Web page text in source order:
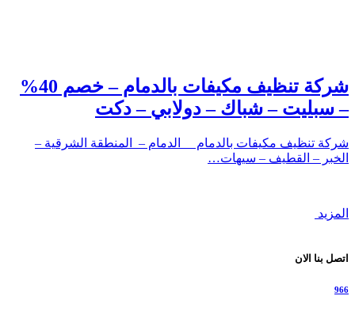
شركة تنظيف مكيفات بالدمام – خصم 40%
– سبليت – شباك – دولابي – دكت
شركة تنظيف مكيفات بالدمام الدمام – المنطقة الشرقية –
الخبر – القطيف – سيهات…
المزيد
اتصل بنا الان
966